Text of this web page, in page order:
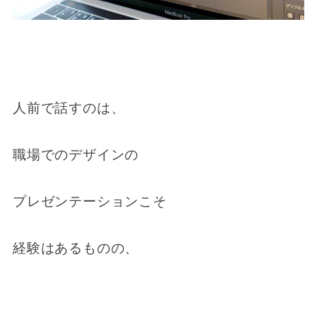
人前で話すのは、
職場でのデザインの
プレゼンテーションこそ
経験はあるものの、